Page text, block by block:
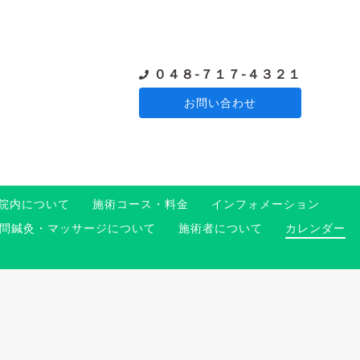
０４８-７１７-４３２１
お問い合わせ
内について 施術コース・料金
インフォメーション
問鍼灸・マッサージについて 施術者について
カレンダー